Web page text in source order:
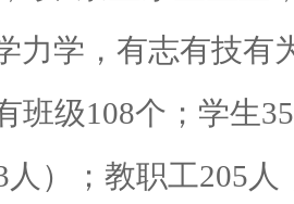
力学，有志有技有
班级108个；学生
人）；教职工205 人